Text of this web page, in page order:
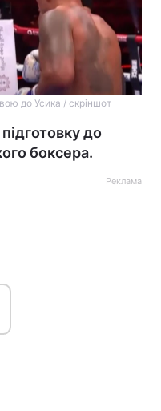
до Усика / скріншот
до
боксера.
Реклама